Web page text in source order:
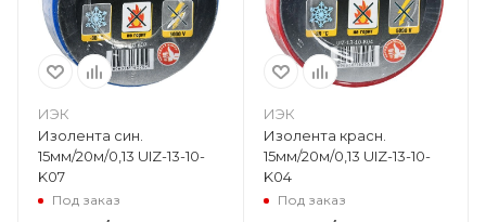
ИЭК
Изолента син.
15мм/20м/0,13 UIZ-13-10-
K07
Под заказ
ИЭК
Изолента красн.
15мм/20м/0,13 UIZ-13-10-
K04
Под заказ